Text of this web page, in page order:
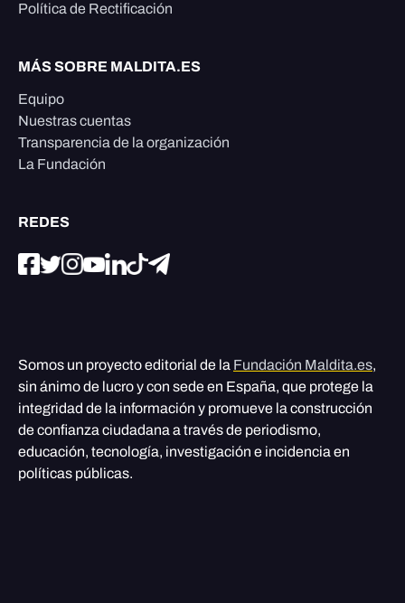
Política de Rectificación
MÁS SOBRE MALDITA.ES
Equipo
Nuestras cuentas
Transparencia de la organización
La Fundación
REDES
Somos un proyecto editorial de la Fundación Maldita.es,
sin ánimo de lucro y con sede en España, que protege la
integridad de la información y promueve la construcción
de confianza ciudadana a través de periodismo,
educación, tecnología, investigación e incidencia en
políticas públicas.